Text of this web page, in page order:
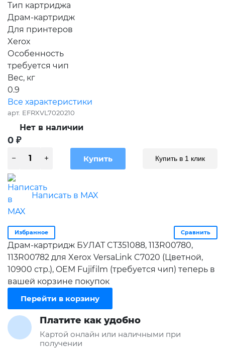
Тип картриджа
Драм-картридж
Для принтеров
Xerox
Особенность
требуется чип
Вес, кг
0.9
Все характеристики
арт. EFRXVL7020210
Нет в наличии
0 ₽
Купить в 1 клик
Написать в MAX
Избранное Сравнить
Драм-картридж БУЛАТ CT351088, 113R00780,
113R00782 для Xerox VersaLink C7020 (Цветной,
10900 стр.), OEM Fujifilm (требуется чип) теперь в
вашей корзине покупок
Перейти в корзину
Платите как удобно
Картой онлайн или наличными при
получении